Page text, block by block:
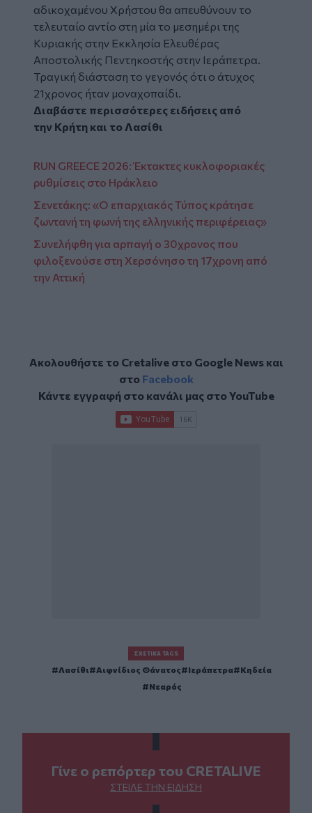
αδικοχαμένου Χρήστου θα απευθύνουν το
τελευταίο αντίο στη μία το μεσημέρι της
Κυριακής στην Εκκλησία Ελευθέρας
Αποστολικής Πεντηκοστής στην Ιεράπετρα.
Τραγική διάσταση το γεγονός ότι ο άτυχος
21χρονος ήταν μοναχοπαίδι.
Διαβάστε περισσότερες ειδήσεις από
την Κρήτη και το Λασίθι
RUN GREECE 2026: Έκτακτες κυκλοφοριακές
ρυθμίσεις στο Ηράκλειο
Σενετάκης: «Ο επαρχιακός Τύπος κράτησε
ζωντανή τη φωνή της ελληνικής περιφέρειας»
Συνελήφθη για αρπαγή o 30χρονος που
φιλοξενούσε στη Χερσόνησο τη 17χρονη από
την Αττική
Ακολουθήστε το Cretalive στο Google Newsκαι
στο Facebook
Κάντε εγγραφή στο κανάλι μας στοYouTube
ΣΧΕΤΙΚΆ TAGS
Λασίθι Αιφνίδιος Θάνατος Ιεράπετρα
Κηδεία
Νεαρός
Γίνε ο ρεπόρτερ του CRETALIVE
ΣΤΕΊΛΕ ΤΗΝ ΕΊΔΗΣΗ